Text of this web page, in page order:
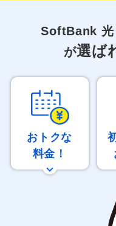
SoftBank 光
が選ば
おトクな
料金！